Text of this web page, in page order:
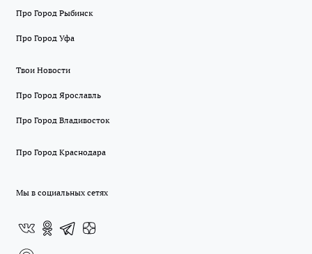
Про Город Рыбинск
Про Город Уфа
Твои Новости
Про Город Ярославль
Про Город Владивосток
Про Город Краснодара
Мы в социальных сетях